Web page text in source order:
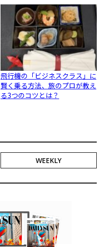
飛行機の「ビジネスクラス」に
賢く乗る方法、旅のプロが教え
る3つのコツとは？
WEEKLY